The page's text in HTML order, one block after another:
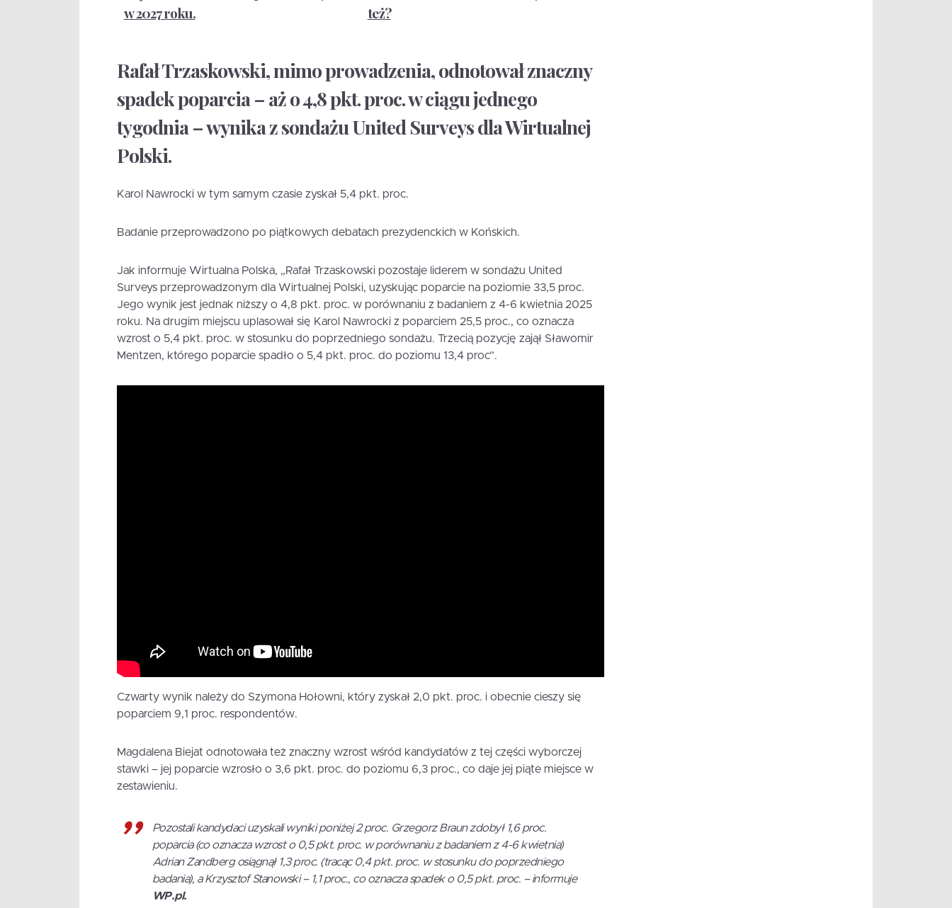
w 2027 roku.
też?
Rafał Trzaskowski, mimo prowadzenia, odnotował znaczny
spadek poparcia – aż o 4,8 pkt. proc. w ciągu jednego
tygodnia – wynika z sondażu United Surveys dla Wirtualnej
Polski.
Karol Nawrocki w tym samym czasie zyskał 5,4 pkt. proc.
Badanie przeprowadzono po piątkowych debatach prezydenckich w Końskich.
Jak informuje Wirtualna Polska, „Rafał Trzaskowski pozostaje liderem w sondażu United
Surveys przeprowadzonym dla Wirtualnej Polski, uzyskując poparcie na poziomie 33,5 proc.
Jego wynik jest jednak niższy o 4,8 pkt. proc. w porównaniu z badaniem z 4-6 kwietnia 2025
roku. Na drugim miejscu uplasował się Karol Nawrocki z poparciem 25,5 proc., co oznacza
wzrost o 5,4 pkt. proc. w stosunku do poprzedniego sondażu. Trzecią pozycję zajął Sławomir
Mentzen, którego poparcie spadło o 5,4 pkt. proc. do poziomu 13,4 proc”.
Czwarty wynik należy do Szymona Hołowni, który zyskał 2,0 pkt. proc. i obecnie cieszy się
poparciem 9,1 proc. respondentów.
Magdalena Biejat odnotowała też znaczny wzrost wśród kandydatów z tej części wyborczej
stawki – jej poparcie wzrosło o 3,6 pkt. proc. do poziomu 6,3 proc., co daje jej piąte miejsce w
zestawieniu.
Pozostali kandydaci uzyskali wyniki poniżej 2 proc. Grzegorz Braun zdobył 1,6 proc.
poparcia (co oznacza wzrost o 0,5 pkt. proc. w porównaniu z badaniem z 4-6 kwietnia)
Adrian Zandberg osiągnął 1,3 proc. (tracąc 0,4 pkt. proc. w stosunku do poprzedniego
badania), a Krzysztof Stanowski – 1,1 proc., co oznacza spadek o 0,5 pkt. proc. – informuje
WP.pl.